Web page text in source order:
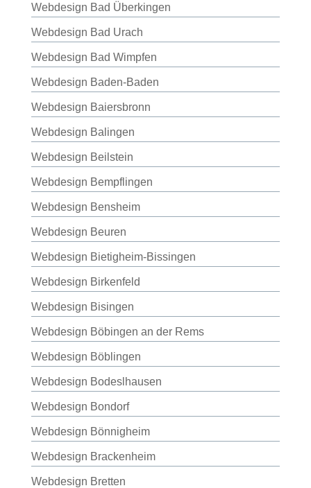
Webdesign Bad Überkingen
Webdesign Bad Urach
Webdesign Bad Wimpfen
Webdesign Baden-Baden
Webdesign Baiersbronn
Webdesign Balingen
Webdesign Beilstein
Webdesign Bempflingen
Webdesign Bensheim
Webdesign Beuren
Webdesign Bietigheim-Bissingen
Webdesign Birkenfeld
Webdesign Bisingen
Webdesign Böbingen an der Rems
Webdesign Böblingen
Webdesign Bodeslhausen
Webdesign Bondorf
Webdesign Bönnigheim
Webdesign Brackenheim
Webdesign Bretten